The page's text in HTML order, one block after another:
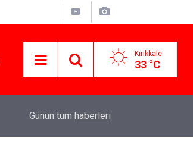
Kırıkkale
33 °C
MKE’nin Yerli Savunma Teknolojileri Dünya
Günün tüm haberleri